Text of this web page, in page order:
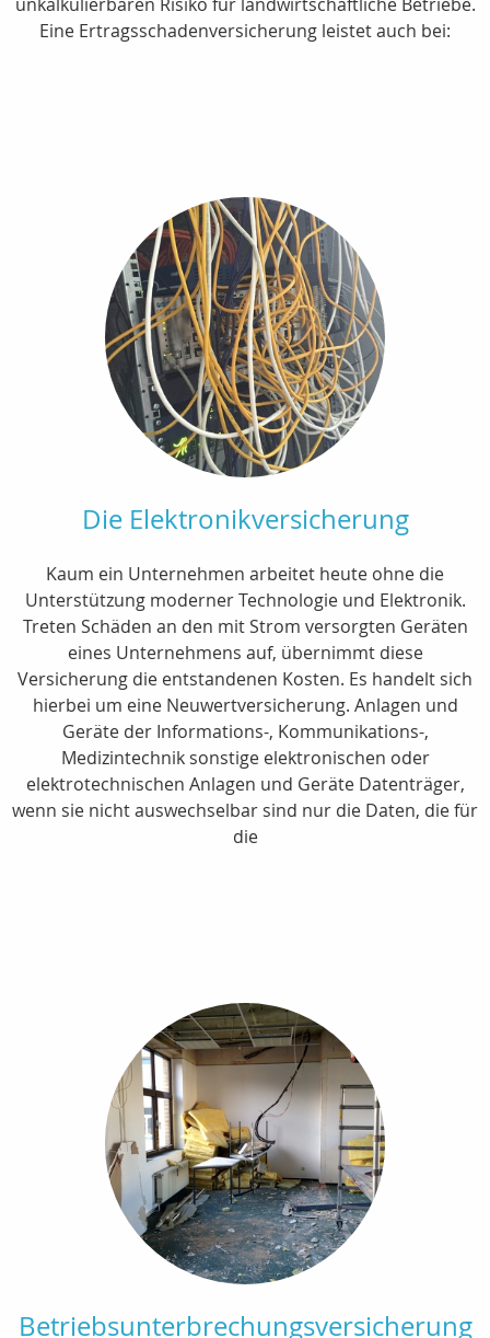
Eine Ertragsschadenversicherung leistet auch bei:
Die Elektronikversicherung
Kaum ein Unternehmen arbeitet heute ohne die
Unterstützung moderner Technologie und Elektronik.
Treten Schäden an den mit Strom versorgten Geräten
eines Unternehmens auf, übernimmt diese
Versicherung die entstandenen Kosten. Es handelt sich
hierbei um eine Neuwertversicherung. Anlagen und
Geräte der Informations-, Kommunikations-,
Medizintechnik sonstige elektronischen oder
elektrotechnischen Anlagen und Geräte Datenträger,
wenn sie nicht auswechselbar sind nur die Daten, die für
die
Betriebsunterbrechungsversicherung